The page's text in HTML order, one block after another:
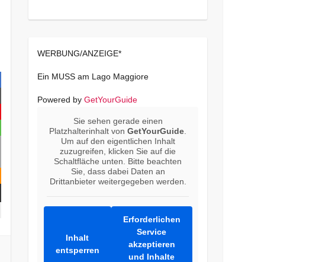
WERBUNG/ANZEIGE*
Ein MUSS am Lago Maggiore
Powered by GetYourGuide
Sie sehen gerade einen
Platzhalterinhalt vonGetYourGuide
Um auf den eigentlichen Inhalt
zuzugreifen, klicken Sie auf die
Schaltfläche unten. Bitte beachten
Sie, dass dabei Daten an
Drittanbieter weitergegeben werden.
Inhalt
entsperren
Erforderlichen
Service
akzeptieren
und Inhalte